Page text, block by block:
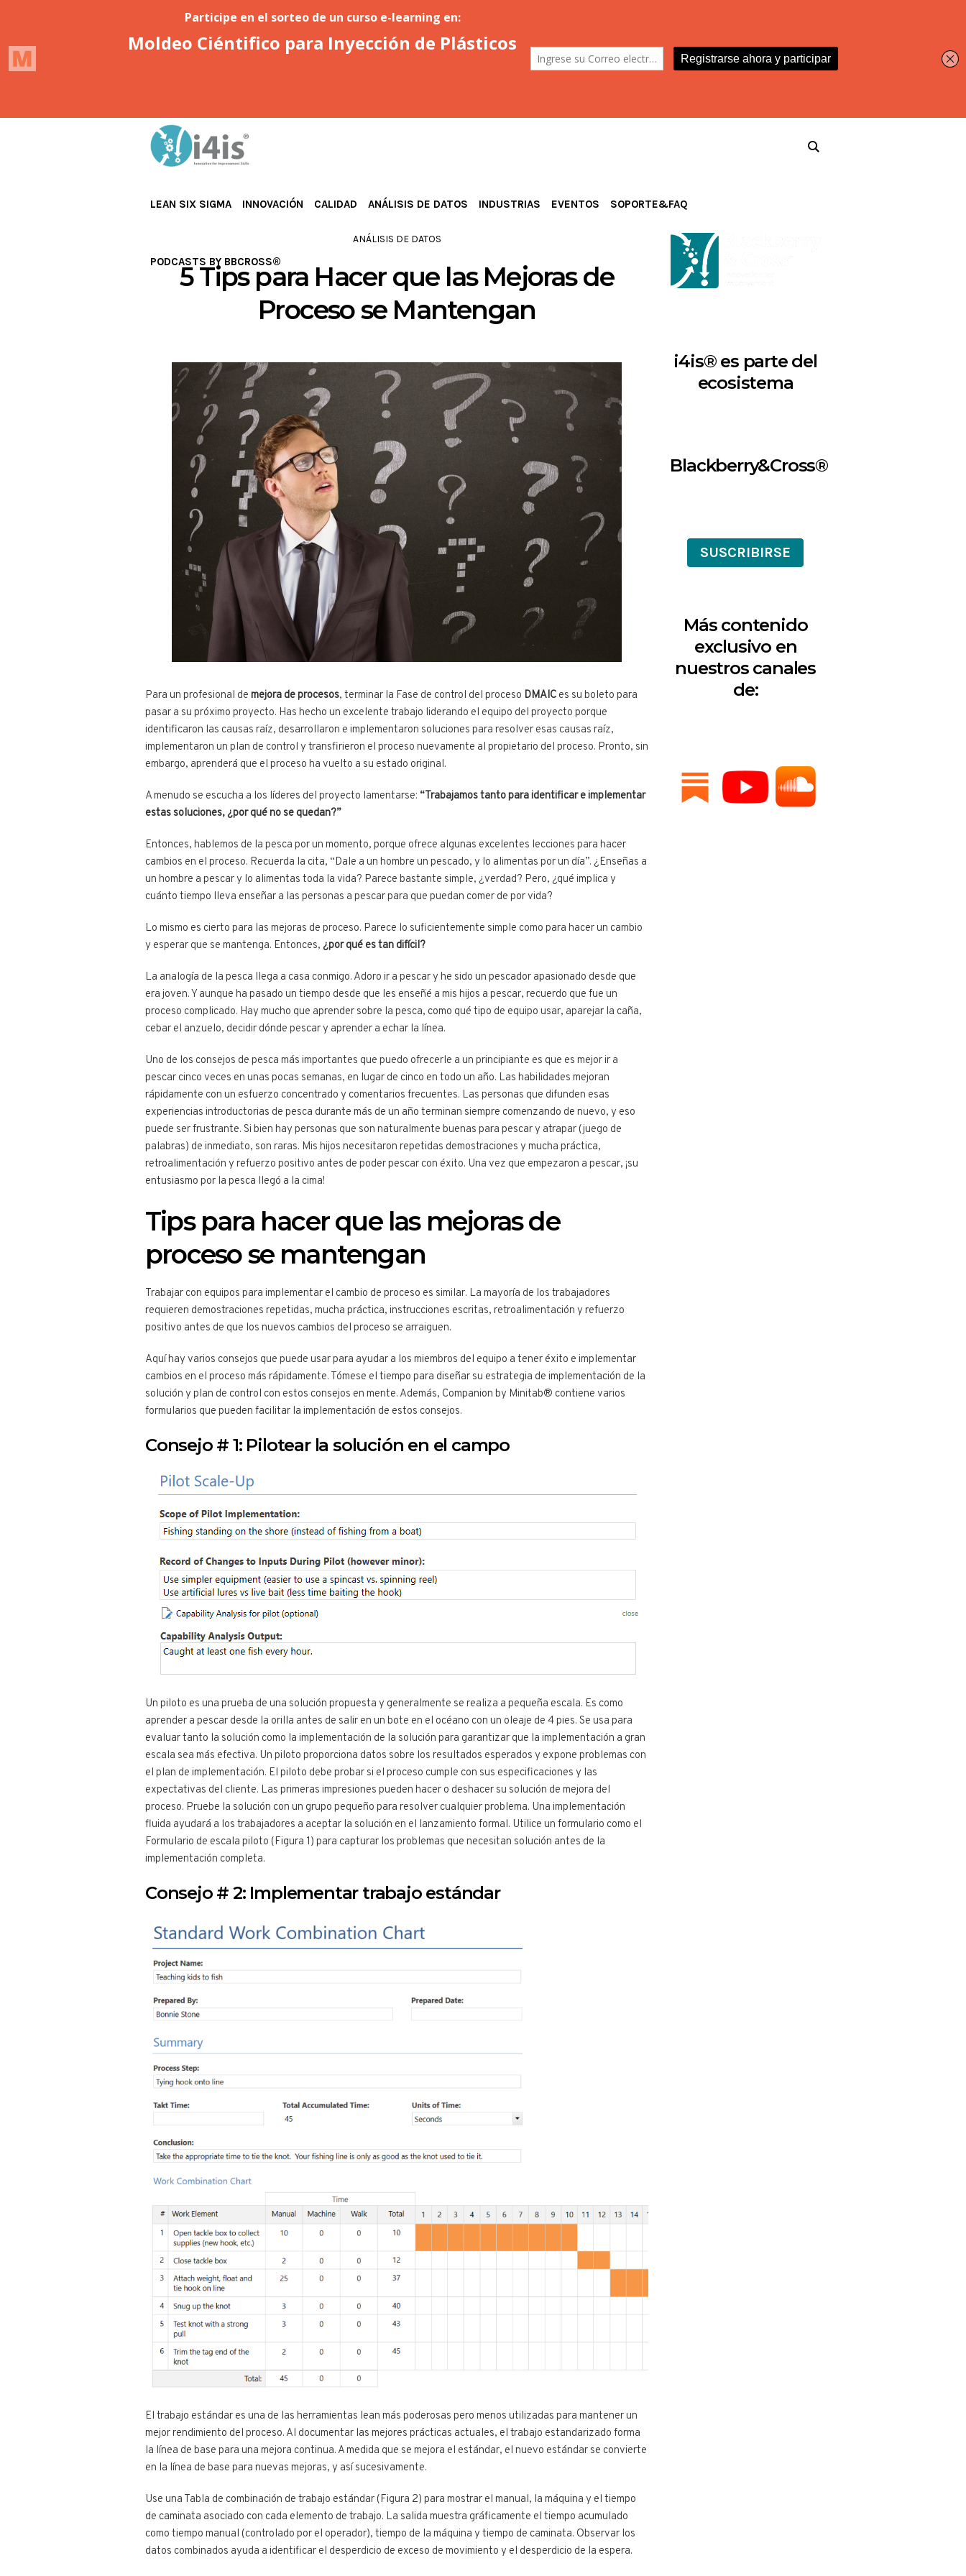
LEAN SIX SIGMA INNOVACIÓN CALIDAD ANÁLISIS DE DATOS INDUSTRIAS EVENTOS SOPORTE&FAQ
PODCASTS BY BBCROSS®
ANÁLISIS DE DATOS
5 Tips para Hacer que las Mejoras de
Proceso se Mantengan
Para un profesional de mejora de procesos, terminar la Fase de control del proceso DMAIC es su boleto para
pasar a su próximo proyecto. Has hecho un excelente trabajo liderando el equipo del proyecto porque
identificaron las causas raíz, desarrollaron e implementaron soluciones para resolver esas causas raíz,
implementaron un plan de control y transfirieron el proceso nuevamente al propietario del proceso. Pronto, sin
embargo, aprenderá que el proceso ha vuelto a su estado original.
A menudo se escucha a los líderes del proyecto lamentarse: “Trabajamos tanto para identificar e implementar
estas soluciones, ¿por qué no se quedan?”
Entonces, hablemos de la pesca por un momento, porque ofrece algunas excelentes lecciones para hacer
cambios en el proceso. Recuerda la cita, “Dale a un hombre un pescado, y lo alimentas por un día”. ¿Enseñas a
un hombre a pescar y lo alimentas toda la vida? Parece bastante simple, ¿verdad? Pero, ¿qué implica y
cuánto tiempo lleva enseñar a las personas a pescar para que puedan comer de por vida?
Lo mismo es cierto para las mejoras de proceso. Parece lo suficientemente simple como para hacer un cambio
y esperar que se mantenga. Entonces, ¿por qué es tan difícil?
La analogía de la pesca llega a casa conmigo. Adoro ir a pescar y he sido un pescador apasionado desde que
era joven. Y aunque ha pasado un tiempo desde que les enseñé a mis hijos a pescar, recuerdo que fue un
proceso complicado. Hay mucho que aprender sobre la pesca, como qué tipo de equipo usar, aparejar la caña,
cebar el anzuelo, decidir dónde pescar y aprender a echar la línea.
Uno de los consejos de pesca más importantes que puedo ofrecerle a un principiante es que es mejor ir a
pescar cinco veces en unas pocas semanas, en lugar de cinco en todo un año. Las habilidades mejoran
rápidamente con un esfuerzo concentrado y comentarios frecuentes. Las personas que difunden esas
experiencias introductorias de pesca durante más de un año terminan siempre comenzando de nuevo, y eso
puede ser frustrante. Si bien hay personas que son naturalmente buenas para pescar y atrapar (juego de
palabras) de inmediato, son raras. Mis hijos necesitaron repetidas demostraciones y mucha práctica,
retroalimentación y refuerzo positivo antes de poder pescar con éxito. Una vez que empezaron a pescar, ¡su
entusiasmo por la pesca llegó a la cima!
Tips para hacer que las mejoras de
proceso se mantengan
Trabajar con equipos para implementar el cambio de proceso es similar. La mayoría de los trabajadores
requieren demostraciones repetidas, mucha práctica, instrucciones escritas, retroalimentación y refuerzo
positivo antes de que los nuevos cambios del proceso se arraiguen.
Aquí hay varios consejos que puede usar para ayudar a los miembros del equipo a tener éxito e implementar
cambios en el proceso más rápidamente. Tómese el tiempo para diseñar su estrategia de implementación de la
solución y plan de control con estos consejos en mente. Además, Companion by Minitab® contiene varios
formularios que pueden facilitar la implementación de estos consejos.
Consejo # 1: Pilotear la solución en el campo
Un piloto es una prueba de una solución propuesta y generalmente se realiza a pequeña escala. Es como
aprender a pescar desde la orilla antes de salir en un bote en el océano con un oleaje de 4 pies. Se usa para
evaluar tanto la solución como la implementación de la solución para garantizar que la implementación a gran
escala sea más efectiva. Un piloto proporciona datos sobre los resultados esperados y expone problemas con
el plan de implementación. El piloto debe probar si el proceso cumple con sus especificaciones y las
expectativas del cliente. Las primeras impresiones pueden hacer o deshacer su solución de mejora del
proceso. Pruebe la solución con un grupo pequeño para resolver cualquier problema. Una implementación
fluida ayudará a los trabajadores a aceptar la solución en el lanzamiento formal. Utilice un formulario como el
Formulario de escala piloto (Figura 1) para capturar los problemas que necesitan solución antes de la
implementación completa.
Consejo # 2: Implementar trabajo estándar
El trabajo estándar es una de las herramientas lean más poderosas pero menos utilizadas para mantener un
mejor rendimiento del proceso. Al documentar las mejores prácticas actuales, el trabajo estandarizado forma
la línea de base para una mejora continua. A medida que se mejora el estándar, el nuevo estándar se convierte
en la línea de base para nuevas mejoras, y así sucesivamente.
Use una Tabla de combinación de trabajo estándar (Figura 2) para mostrar el manual, la máquina y el tiempo
de caminata asociado con cada elemento de trabajo. La salida muestra gráficamente el tiempo acumulado
como tiempo manual (controlado por el operador), tiempo de la máquina y tiempo de caminata. Observar los
datos combinados ayuda a identificar el desperdicio de exceso de movimiento y el desperdicio de la espera.
i4is® es parte del
ecosistema
Blackberry&Cross®
SUSCRIBIRSE
Más contenido
exclusivo en
nuestros canales
de: